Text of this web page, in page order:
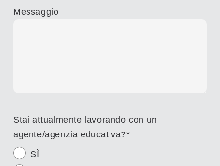
Messaggio
Stai attualmente lavorando con un
agente/agenzia educativa?*
SÌ